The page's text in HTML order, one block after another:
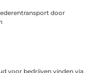
door
voor bedrijven vinden via